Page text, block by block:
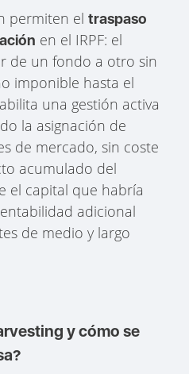
permiten eltraspaso
en el IRPF: el
de un fondo a otro sin
imponible hasta el
una gestión activa
la asignación de
de mercado, sin coste
acumulado del
el capital que habría
adicional
de medio y largo
y cómo se